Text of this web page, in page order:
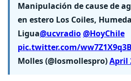
Manipulación de cause de
en estero Los Coiles,
Ligua@ucvradio@HoyChile
pic.twitter.com/ww7Z1X9q3B
Molles (@losmollespro)April